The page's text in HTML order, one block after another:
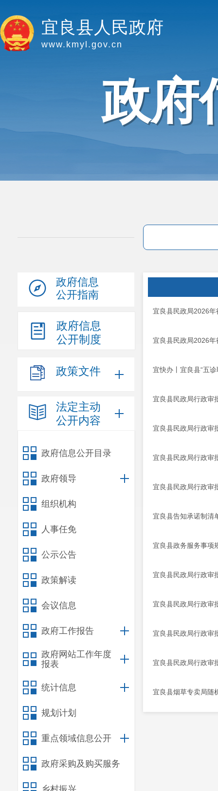
宜良县人民政府
www.kmyl.gov.cn
政府
政府信息
公开指南
政府信息
公开制度
政策文件
法定主动
公开内容
政府信息公开目录
政府领导
组织机构
人事任免
公示公告
政策解读
会议信息
政府工作报告
政府网站工作年度
报表
统计信息
规划计划
重点领域信息公开
政府采购及购买服务
乡村振兴
宜良县民政局2026
宜良县民政局2026
宜快办丨宜良县“五
宜良县民政局行政审
宜良县民政局行政审
宜良县民政局行政审
宜良县民政局行政审
宜良县告知承诺制清
宜良县政务服务事项
宜良县民政局行政审
宜良县民政局行政审
宜良县民政局行政审
宜良县民政局行政审
宜良县烟草专卖局随